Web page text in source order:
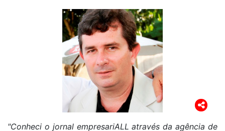
"Conheci o jornal empresariALL através da agência de